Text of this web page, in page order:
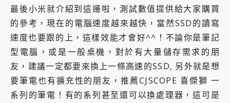
最後小米就介紹到這邊啦，測試數值提供給大家購買
的參考，現在的電腦速度越來越快，當然SSD的讀寫
速度也要跟的上，這樣效能才會好^^！不論你是筆記
型電腦，或是一般桌機，對於有大量儲存需求的朋
友，建議一定都要來換上一條高速的SSD, 另外就是想
要筆電也有擴充性的朋友，推薦CJSCOPE 喜傑獅 一
系列的筆電！有的系列甚至還可以換處理器，這可是